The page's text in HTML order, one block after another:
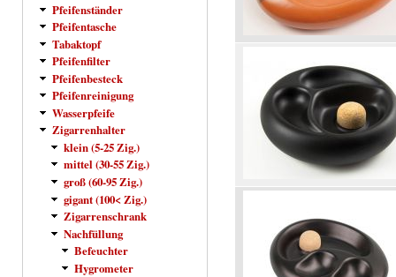
Pfeifenständer
Pfeifentasche
Tabaktopf
Pfeifenfilter
Pfeifenbesteck
Pfeifenreinigung
Wasserpfeife
Zigarrenhalter
klein (5-25 Zig.)
mittel (30-55 Zig.)
groß (60-95 Zig.)
gigant (100< Zig.)
Zigarrenschrank
Nachfüllung
Befeuchter
Hygrometer